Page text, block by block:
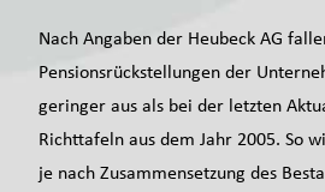
Nach Angaben der Heubeck AG
Pensionsrückstellungen der
geringer aus als bei der letzten
Richttafeln aus dem Jahr 2005. So
je nach Zusammensetzung des